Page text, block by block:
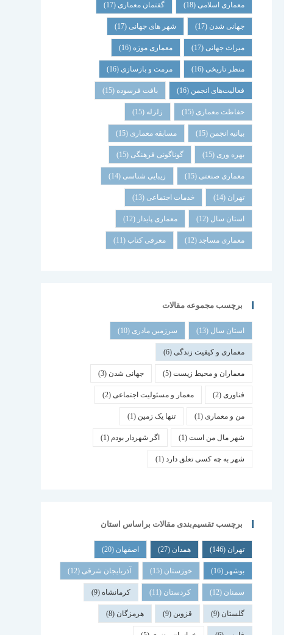
معماری اسلامی(18) گفتمان معماری(17)
جهانی شدن (17) شهر های جهانی(17)
میراث جهانی(17) معماری موزه (16)
منظر تاریخی(16) مرمت و بازسازی(16)
فعالیت‌های انجمن (16) بافت فرسوده (15)
حفاظت معماری (15) زلزله (15)
بیانیه انجمن (15) مسابقه معماری (15)
بهره وری (15) گوناگونی فرهنگی (15)
معماری صنعتی (15) زیبایی شناسی (14)
تهران (14) خدمات اجتماعی (13)
استان سال (12) معماری پایدار (12)
معماری مساجد(12) معرفی کتاب (11)
برچسب مجموعه مقالات
استان سال (13) سرزمین مادری (10)
معماری و کیفیت زندگی(6)
معماران و محیط زیست(5) جهانی شدن (3)
فناوری(2) معمار و مسئولیت اجتماعی(2)
من و معماری(1) تنها یک زمین (1)
شهر مال من است(1) اگر شهردار بودم (1)
شهر به چه کسی تعلق دارد(1)
برچسب تقسیم‌بندی مقالات براساس استان
تهران (146) همدان (27) اصفهان (20)
بوشهر (16) خوزستان (15) آذربایجان شرقی (12)
سمنان (12) کردستان (11) کرمانشاه(9)
گلستان (9) قزوین (9) هرمزگان (8)